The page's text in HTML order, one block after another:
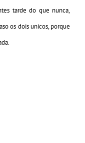
tarde do que nunca,
os dois unicos, porque